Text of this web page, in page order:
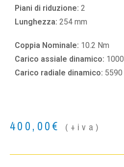
Piani di riduzione: 2
Lunghezza: 254 mm
Coppia Nominale: 10.2 Nm
Carico assiale dinamico:
Carico radiale dinamico: 5590
400,00€ (+iva)